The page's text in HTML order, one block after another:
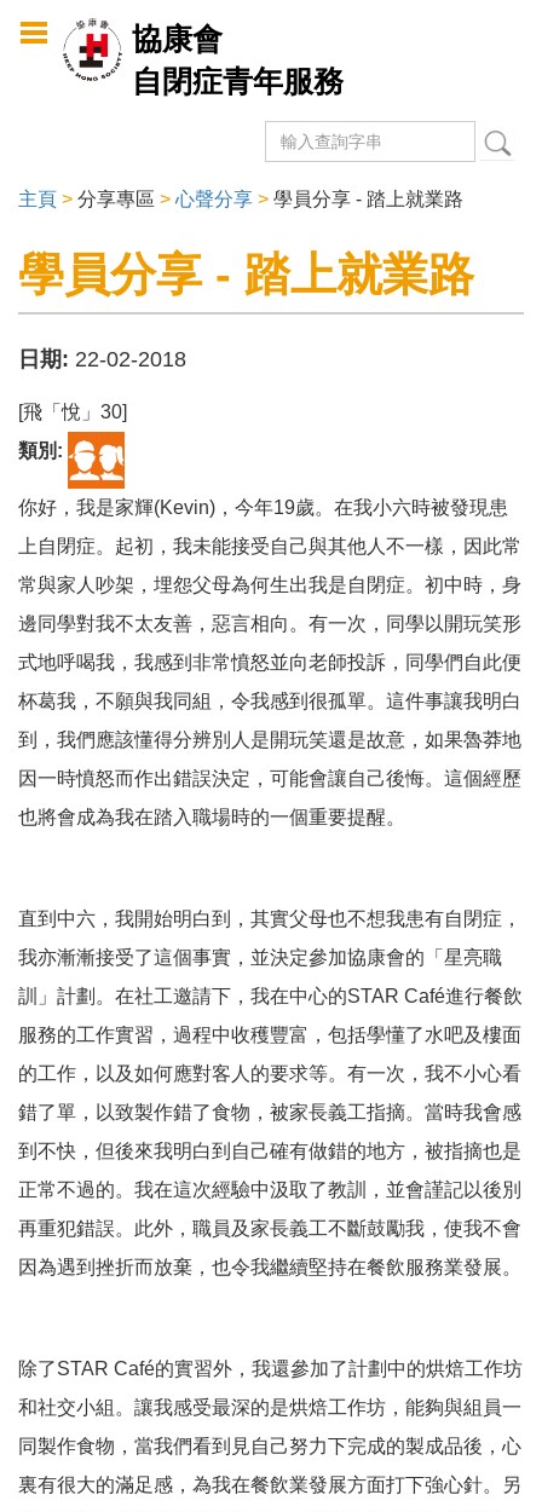
main
content
協康會
自閉症青年服務
Search form
搜尋
主頁 > 分享專區 > 心聲分享 > 學員分享 - 踏上就業路
學員分享 - 踏上就業路
日期: 22-02-2018
[飛「悅」30]
類別:
你好，我是家輝(Kevin)，今年19歲。在我小六時被發現患
上自閉症。起初，我未能接受自己與其他人不一樣，因此常
常與家人吵架，埋怨父母為何生出我是自閉症。初中時，身
邊同學對我不太友善，惡言相向。有一次，同學以開玩笑形
式地呼喝我，我感到非常憤怒並向老師投訴，同學們自此便
杯葛我，不願與我同組，令我感到很孤單。這件事讓我明白
到，我們應該懂得分辨別人是開玩笑還是故意，如果魯莽地
因一時憤怒而作出錯誤決定，可能會讓自己後悔。這個經歷
也將會成為我在踏入職場時的一個重要提醒。
直到中六，我開始明白到，其實父母也不想我患有自閉症，
我亦漸漸接受了這個事實，並決定參加協康會的「星亮職
訓」計劃。在社工邀請下，我在中心的STAR Café進行餐飲
服務的工作實習，過程中收穫豐富，包括學懂了水吧及樓面
的工作，以及如何應對客人的要求等。有一次，我不小心看
錯了單，以致製作錯了食物，被家長義工指摘。當時我會感
到不快，但後來我明白到自己確有做錯的地方，被指摘也是
正常不過的。我在這次經驗中汲取了教訓，並會謹記以後別
再重犯錯誤。此外，職員及家長義工不斷鼓勵我，使我不會
因為遇到挫折而放棄，也令我繼續堅持在餐飲服務業發展。
除了STAR Café的實習外，我還參加了計劃中的烘焙工作坊
和社交小組。讓我感受最深的是烘焙工作坊，能夠與組員一
同製作食物，當我們看到見自己努力下完成的製成品後，心
裏有很大的滿足感，為我在餐飲業發展方面打下強心針。另